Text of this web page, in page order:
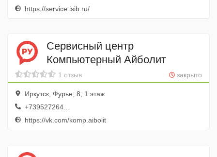
https://service.isib.ru/
Сервисный центр
Компьютерный Айболит
закрыто
1 отзыв
Иркутск, Фурье, 8, 1 этаж
+739527264...
https://vk.com/komp.aibolit